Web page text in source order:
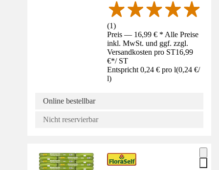
(1)
Preis — 16,99 € * Alle Preise
inkl. MwSt. und ggf. zzgl.
Versandkosten pro ST16,99
€*/ ST
Entspricht 0,24 € pro l(0,24 €/
l)
Online bestellbar
Nicht reservierbar